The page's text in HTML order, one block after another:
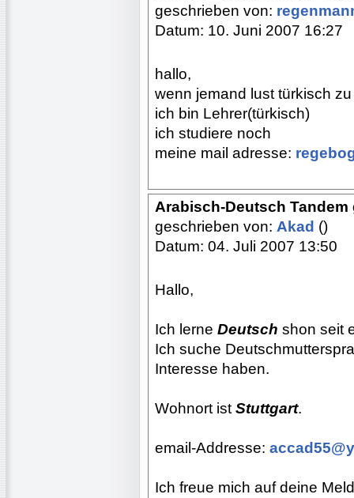
geschrieben von:
Datum: 10. Juni 2007 16:27
hallo,
wenn jemand lust türkisch
ich bin Lehrer(türkisch)
ich studiere noch
meine mail adresse:
Arabisch-Deutsch
geschrieben von: Akad ()
Datum: 04. Juli 2007 13:50
Hallo,
Ich lerne Deutsch shon seit
Ich suche
Interesse haben.
Wohnort ist Stuttgart.
email-Addresse:
Ich freue mich auf deine